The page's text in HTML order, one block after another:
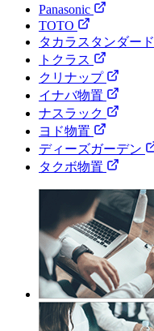
Panasonic
TOTO
タカラスタンダード
トクラス
クリナップ
イナバ物置
ナスラック
ヨド物置
ディーズガーデン
タクボ物置